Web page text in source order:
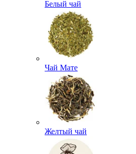
Белый чай
Чай Мате
Желтый чай